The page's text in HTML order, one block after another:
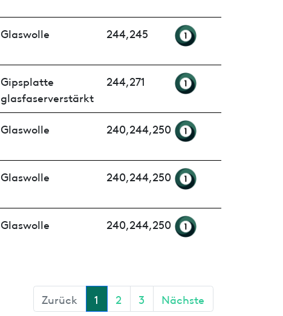
Glaswolle 244,245
Gipsplatte
glasfaserverstärkt
244,271
Glaswolle 240,244,250
Glaswolle 240,244,250
Glaswolle 240,244,250
Zurück 1 2 3 Nächste